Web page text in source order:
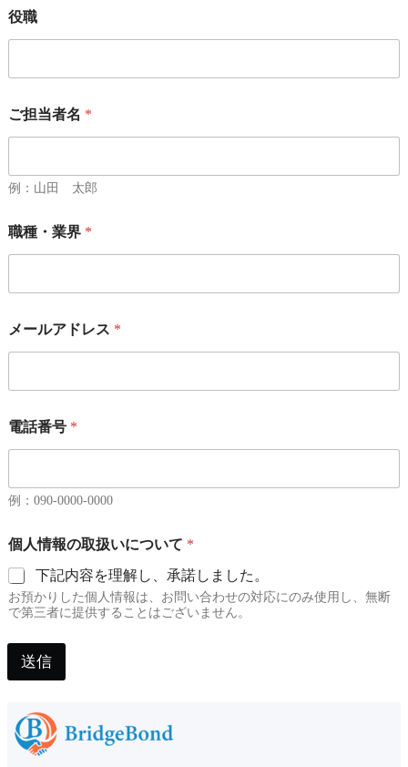
役職
ご担当者名 *
例：山田 太郎
職種・業界 *
メールアドレス *
メ
ー
ド
ス
職
種
・
業
界
電話番号 *
例：090-0000-0000
個人情報の取扱いについて *
下記内容を理解し、承諾しました。
お預かりした個人情報は、お問い合わせの対応にのみ使用し、無断
で第三者に提供することはございません。
送信